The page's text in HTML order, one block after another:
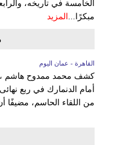
الخامسة في تاريخه،
مبكرًا... المزيد
القاهرة - عمان اليوم
كشف محمد ممدوح هاشم ،
أمام الدنمارك في ربع
من اللقاء الحاسم، مضيفًا